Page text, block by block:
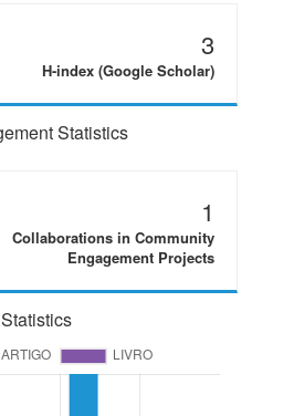
3
H-index (Google Scholar)
Statistics
1
Collaborations in Community
Engagement Projects